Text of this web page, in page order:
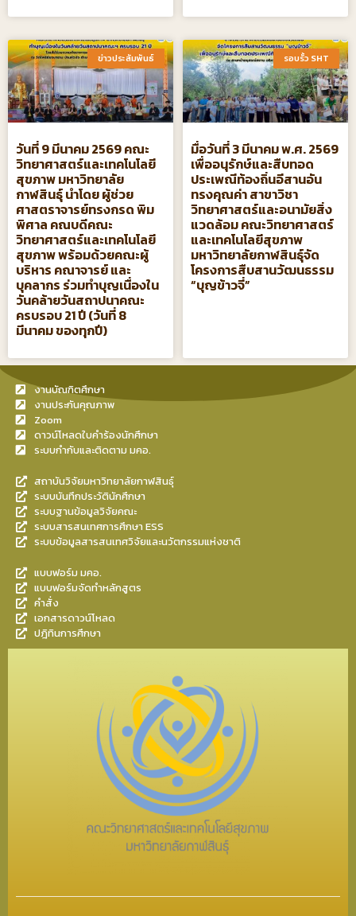
ข่าวประสัมพันธ์​
วันที่ 9 มีนาคม 2569 คณะ
วิทยาศาสตร์และเทคโนโลยี
สุขภาพ มหาวิทยาลัย
กาฬสินธุ์ นำโดย ผู้ช่วย
ศาสตราจารย์ทรงกรด พิม
พิศาล คณบดีคณะ
วิทยาศาสตร์และเทคโนโลยี
สุขภาพ พร้อมด้วยคณะผู้
บริหาร คณาจารย์ และ
บุคลากร ร่วมทำบุญเนื่องใน
วันคล้ายวันสถาปนาคณะ
ครบรอบ 21 ปี (วันที่ 8
มีนาคม ของทุกปี)
รอบรั้ว SHT​
มื่อวันที่ 3 มีนาคม พ.ศ. 2569
เพื่ออนุรักษ์และสืบทอด
ประเพณีท้องถิ่นอีสานอัน
ทรงคุณค่า สาขาวิชา
วิทยาศาสตร์และอนามัยสิ่ง
แวดล้อม คณะวิทยาศาสตร์
และเทคโนโลยีสุขภาพ
มหาวิทยาลัยกาฬสินธุ์จัด
โครงการสืบสานวัฒนธรรม
“บุญข้าวจี่”
งานบัณฑิตศึกษา
งานประกันคุณภาพ
Zoom
ดาวน์โหลดใบคำร้องนักศึกษา
ระบบกำกับและติดตาม มคอ.
สถาบันวิจัยมหาวิทยาลัยกาฬสินธุ์
ระบบบันทึกประวัตินักศึกษา
ระบบฐานข้อมูลวิจัยคณะ
ระบบสารสนเทศการศึกษา ESS
ระบบข้อมูลสารสนเทศวิจัยและนวัตกรรมแห่งชาติ
แบบฟอร์ม มคอ.
แบบฟอร์มจัดทำหลักสูตร
คำสั่ง
เอกสารดาวน์โหลด
ปฎิทินการศึกษา